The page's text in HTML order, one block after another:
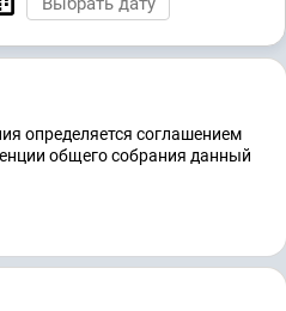
определяется соглашением
общего собрания данный